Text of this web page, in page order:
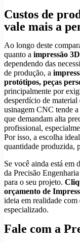
Custos de
vale mais a
Ao longo deste
quanto a impressão
dependendo das
de produção, a
protótipos, peças
principalmente por
desperdício de
usinagem CNC tende
que demandam alta
profissional,
Por isso, a escolha
quantidade produzida,
Se você ainda está em
da Precisão
para o seu projeto.
orçamento de
ideia em realidade
especializado.
Fale com a